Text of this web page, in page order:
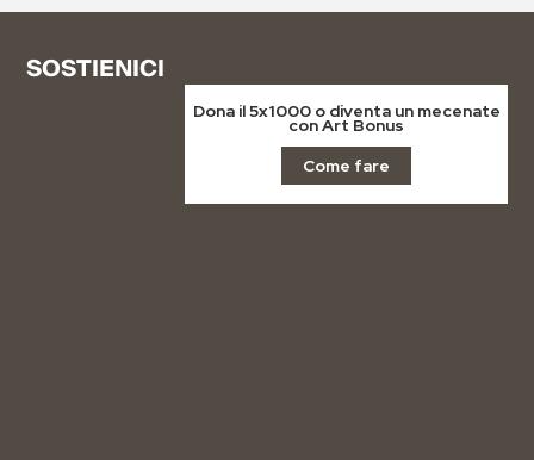
SOSTIENICI
Dona il 5x1000 o diventa un mecenate
con Art Bonus
Come fare